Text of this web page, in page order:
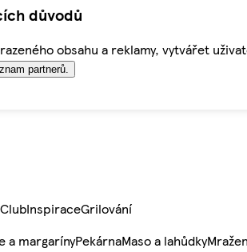
důvodů
obsahu a reklamy, vytvářet
partnerů.
InspiraceGrilování
a margarínyPekárnaMaso a lahůdky